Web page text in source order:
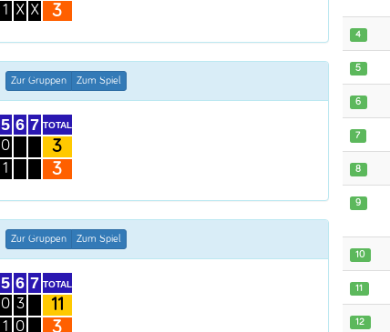
1
X X
3
Zur Gruppen Zum Spiel
5
0
1
6 7 TOTAL
3
3
Zur Gruppen Zum Spiel
5
0
1
6
3
0
7 TOTAL
11
3
4
5
6
7
8
9
10
11
12